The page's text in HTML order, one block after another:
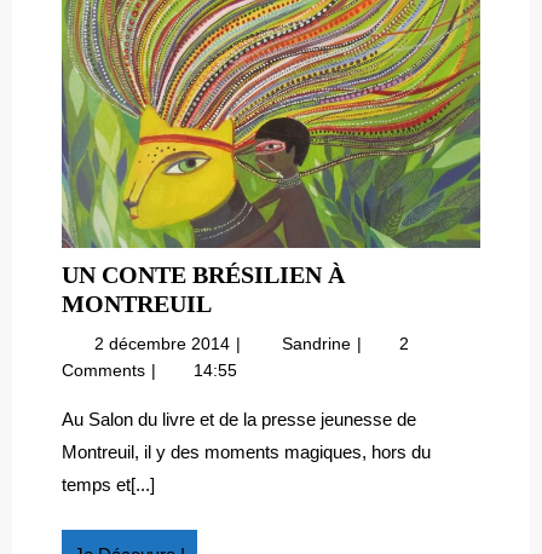
UN CONTE BRÉSILIEN À
MONTREUILUN
CONTE
BRÉSILIEN
MONTREUIL
2 décembre 2014 2
décembre
Sandrine Un
à
Montreuil
2
Comments
14:55
Au Salon du livre et de la presse jeunesse de
Montreuil, il y des moments magiques, hors du
temps et[...]